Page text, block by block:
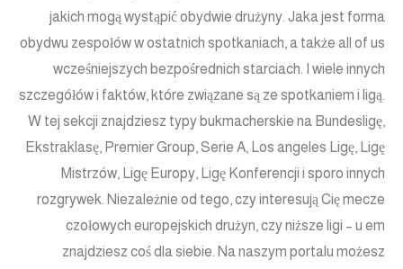
jakich mogą wystąpić obydwie drużyny. Jaka jest forma
obydwu zespołów w ostatnich spotkaniach, a także all of us
wcześniejszych bezpośrednich starciach. I wiele innych
szczegółów i faktów, które związane są ze spotkaniem i ligą.
W tej sekcji znajdziesz typy bukmacherskie na Bundesligę,
Ekstraklasę, Premier Group, Serie A, Los angeles Ligę, Ligę
Mistrzów, Ligę Europy, Ligę Konferencji i sporo innych
rozgrywek. Niezależnie od tego, czy interesują Cię mecze
czołowych europejskich drużyn, czy niższe ligi – u em
znajdziesz coś dla siebie. Na naszym portalu możesz